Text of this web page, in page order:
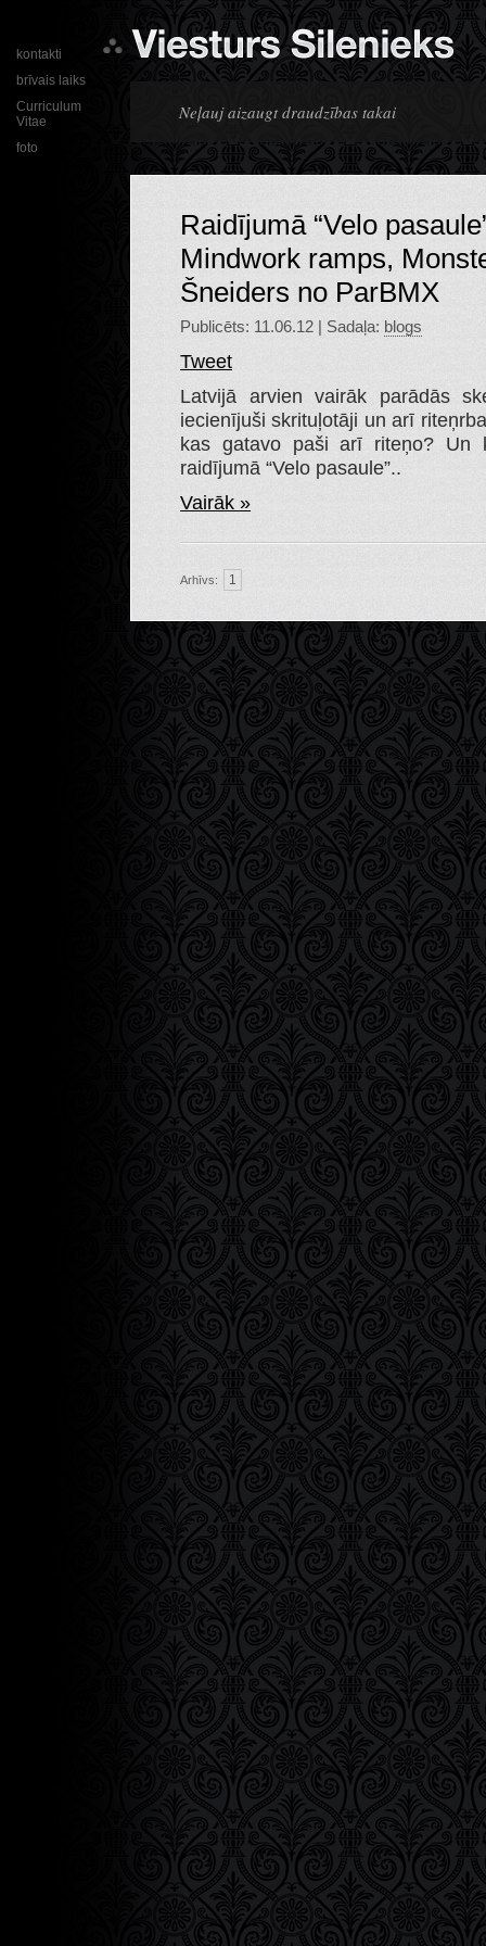
Neļauj aizaugt draudzības takai
kontakti
brīvais laiks
Curriculum
Vitae
foto
Raidījumā “Velo
Mindwork ramps,
Šneiders no ParBMX
Publicēts: 11.06.12 | Sadaļa: blogs
Tweet
Latvijā arvien vairāk parādās
iecienījuši skrituļotāji un arī
kas gatavo paši arī riteņo? Un
raidījumā “Velo pasaule”..
Vairāk »
Arhīvs: 1